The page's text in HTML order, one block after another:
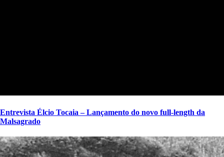
Entrevista Élcio Tocaia – Lançamento do novo full-length da
Malsagrado